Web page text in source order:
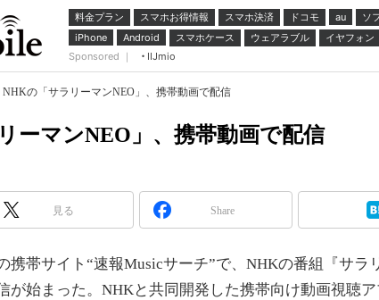
料金プラン スマホお得情報 スマホ決済 ドコモ au ソ
iPhone
Android スマホケース ウェアラブル イヤフォン
Sponsored ｜
IIJmio
NHKの「サラリーマンNEO」、携帯動画で配信
ーマンNEO」、携帯動画で配信
見る Share
帯サイト“速報Musicサーチ”で、NHKの番組『サラ
が始まった。NHKと共同開発した携帯向け動画視聴ア